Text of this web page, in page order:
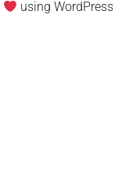
using WordPress